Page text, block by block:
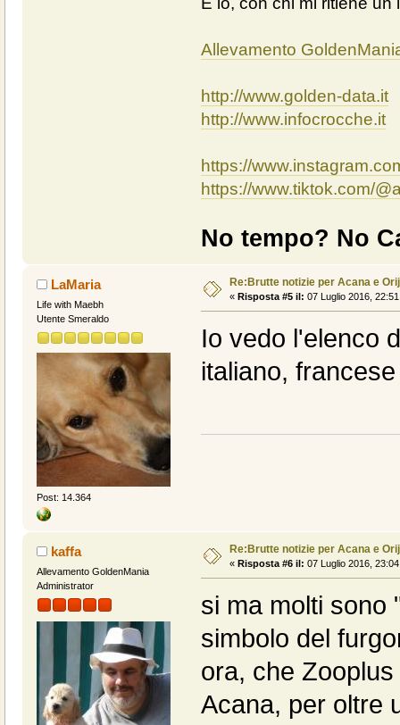
Allevamento
http://www.golden-data.it
http://www.infocrocche.it
https://
https://www.tiktok.com/
No tempo? No
LaMaria
Life with Maebh
Utente Smeraldo
Post: 14.364
Re:Brutte notizie per Acana e
« Risposta #5 il: 07 Luglio 2016,
Io vedo l'elenco
italiano,
kaffa
Allevamento GoldenMania
Administrator
Re:Brutte notizie per Acana e
« Risposta #6 il: 07 Luglio 2016,
si ma molti sono
simbolo del
ora, che
Acana, per oltre